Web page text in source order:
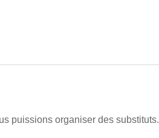
puissions organiser des substituts.